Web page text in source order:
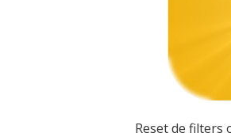
Resetde filters